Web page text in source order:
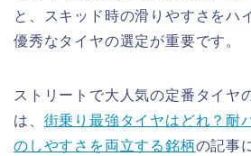
と、スキッド時の滑りやすさをハ
優秀なタイヤの選定が重要です。
ストリートで大人気の定番タイヤ
は、 街乗り最強タイヤはどれ？耐
のしやすさを両立する銘柄の記事